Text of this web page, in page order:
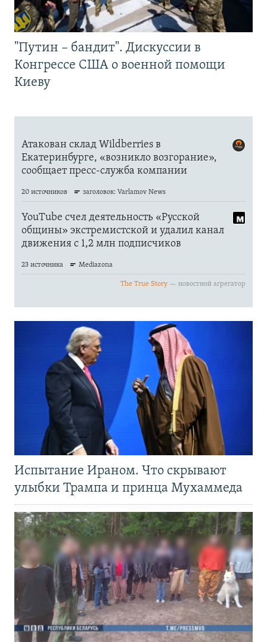
"Путин – бандит". Дискуссии в
Конгрессе США о военной помощи
Киеву
Испытание Ираном. Что скрывают
улыбки Трампа и принца Мухаммеда